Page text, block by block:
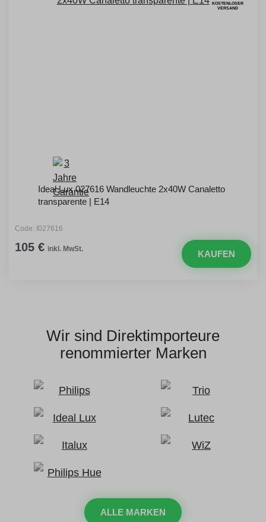
KOSTENLOSER
VERSAND
Ideal Lux 027616 Wandleuchte 2x40W Canaletto
transparente | E14
Code: I027616
105 € inkl. MwSt. KAUFEN
Wir sind Direktimporteure
renommierter Marken
ALLE MARKEN